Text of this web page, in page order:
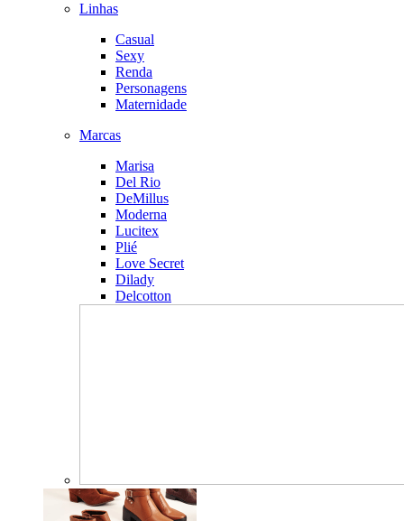
Linhas
Casual
Sexy
Renda
Personagens
Maternidade
Marcas
Marisa
Del Rio
DeMillus
Moderna
Lucitex
Plié
Love Secret
Dilady
Delcotton